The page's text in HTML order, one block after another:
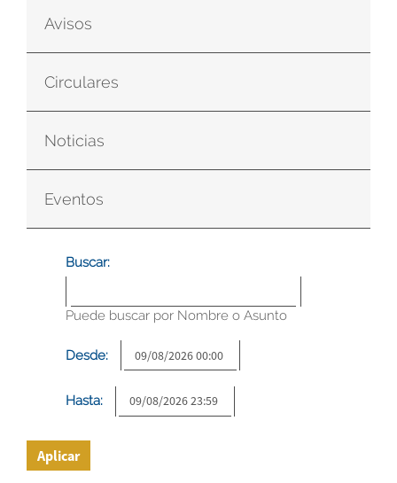
Avisos
Circulares
Noticias
Eventos
Buscar:
Puede buscar por Nombre o Asunto
Desde:
Hasta:
Aplicar